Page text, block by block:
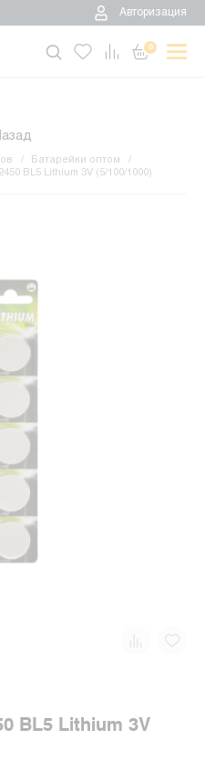
Авторизация
0
Батарейки оптом
BL5 Lithium 3V (5/100/1000)
BL5 Lithium 3V